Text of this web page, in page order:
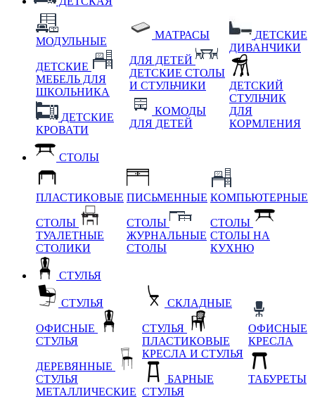
МОДУЛЬНЫЕ
ДЕТСКИЕ
МЕБЕЛЬ ДЛЯ
ШКОЛЬНИКА
ДЕТСКИЕ
КРОВАТИ
МАТРАСЫ
ДЛЯ ДЕТЕЙ
ДЕТСКИЕ СТОЛЫ
И СТУЛЬЧИКИ
КОМОДЫ
ДЛЯ ДЕТЕЙ
ДЕТСКИЕ
ДИВАНЧИКИ
ДЕТСКИЙ
СТУЛЬЧИК
ДЛЯ
КОРМЛЕНИЯ
СТОЛЫ
ПЛАСТИКОВЫЕ
СТОЛЫ
ТУАЛЕТНЫЕ
СТОЛИКИ
ПИСЬМЕННЫЕ
СТОЛЫ
ЖУРНАЛЬНЫЕ
СТОЛЫ
КОМПЬЮТЕРНЫЕ
СТОЛЫ
СТОЛЫ НА
КУХНЮ
СТУЛЬЯ
СТУЛЬЯ
ОФИСНЫЕ
СТУЛЬЯ
ДЕРЕВЯННЫЕ
СТУЛЬЯ
МЕТАЛЛИЧЕСКИЕ
СКЛАДНЫЕ
СТУЛЬЯ
ПЛАСТИКОВЫЕ
КРЕСЛА И СТУЛЬЯ
БАРНЫЕ
СТУЛЬЯ
ОФИСНЫЕ
КРЕСЛА
ТАБУРЕТЫ